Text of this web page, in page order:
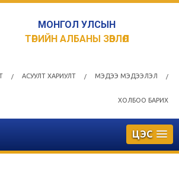
МОНГОЛ УЛСЫН
ТӨРИЙН АЛБАНЫ ЗӨВЛӨЛ
/ АСУУЛТ ХАРИУЛТ / МЭДЭЭ МЭДЭЭЛЭЛ /
ХОЛБОО БАРИХ
ЦЭС